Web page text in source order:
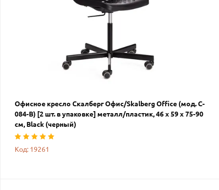
Офисное кресло Скалберг Офис/Skalberg Office (мод. C-
084-B) [2 шт. в упаковке] металл/пластик, 46 х 59 х 75-90
см, Black (черный)
Код: 19261